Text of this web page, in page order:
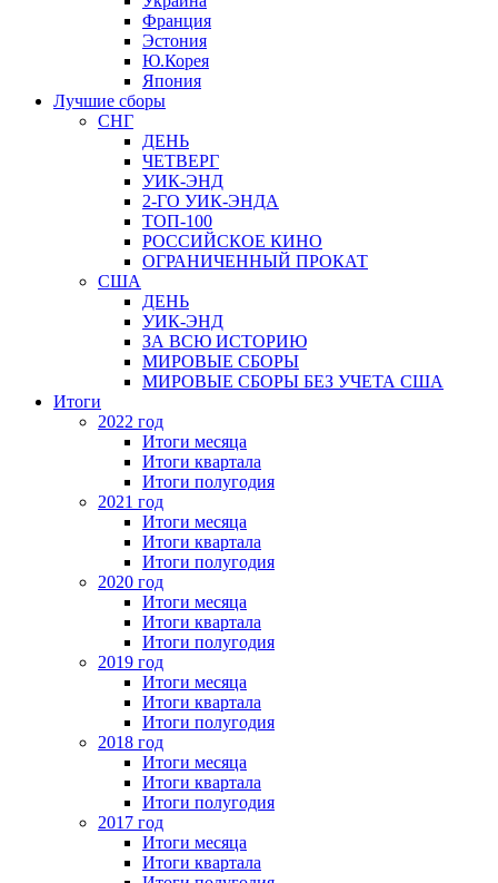
Франция
Эстония
Ю.Корея
Япония
Лучшие сборы
СНГ
ДЕНЬ
ЧЕТВЕРГ
УИК-ЭНД
2-ГО УИК-ЭНДА
ТОП-100
РОССИЙСКОЕ КИНО
ОГРАНИЧЕННЫЙ ПРОКАТ
США
ДЕНЬ
УИК-ЭНД
ЗА ВСЮ ИСТОРИЮ
МИРОВЫЕ СБОРЫ
МИРОВЫЕ СБОРЫ БЕЗ УЧЕТА США
Итоги
2022 год
Итоги месяца
Итоги квартала
Итоги полугодия
2021 год
Итоги месяца
Итоги квартала
Итоги полугодия
2020 год
Итоги месяца
Итоги квартала
Итоги полугодия
2019 год
Итоги месяца
Итоги квартала
Итоги полугодия
2018 год
Итоги месяца
Итоги квартала
Итоги полугодия
2017 год
Итоги месяца
Итоги квартала